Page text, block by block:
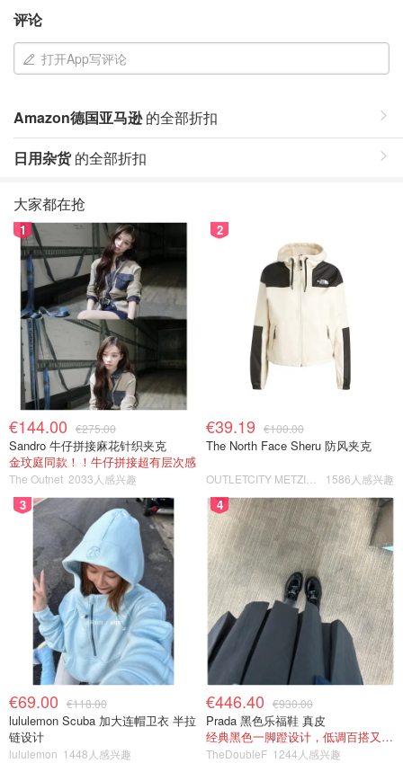
评论
打开App写评论
Amazon德国亚马逊的全部折扣
日用杂货的全部折扣
大家都在抢
1
€144.00 €275.00
Sandro 牛仔拼接麻花针织夹克
金玟庭同款！！牛仔拼接超有层次感
The Outnet 2033人感兴趣
2
€39.19 €100.00
The North Face Sheru 防风夹克
1586人感兴趣
3
€69.00 €118.00
lululemon Scuba 加大连帽卫衣 半拉
链设计
lululemon 1448人感兴趣
4
€446.40 €930.00
Prada 黑色乐福鞋 真皮
经典黑色一脚蹬设计，低调百搭又高级
TheDoubleF 1244人感兴趣